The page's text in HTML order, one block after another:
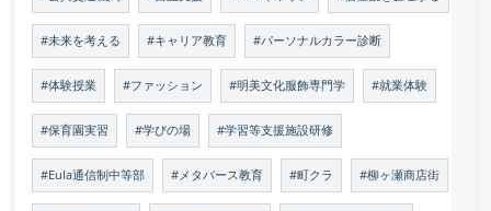
#未来を考える #キャリア教育 #パーソナルカラー診断
#体験授業 #ファッション #明美文化服飾専門学 #就業体験
#保育園実習 #学びの場 #学習等支援施設研修
#Eula通信制中等部 #メタバース教育 #町クラ #柳ヶ瀬商店街